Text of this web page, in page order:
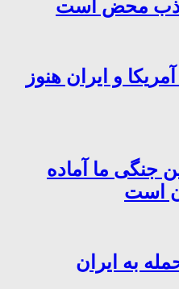
محض است
و ایران هنوز
جنگی ما آماده
است
به ایران